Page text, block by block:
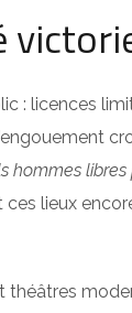
: licences
lieux